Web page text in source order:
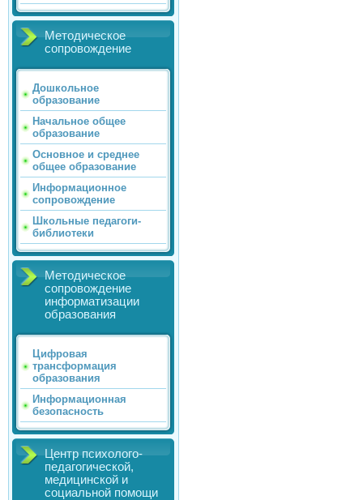
Методическое
сопровождение
Дошкольное
образование
Начальное общее
образование
Основное и среднее
общее образование
Информационное
сопровождение
Школьные педагоги-
библиотеки
Методическое
сопровождение
информатизации
образования
Цифровая
трансформация
образования
Информационная
безопасность
Центр психолого-
педагогической,
медицинской и
социальной помощи